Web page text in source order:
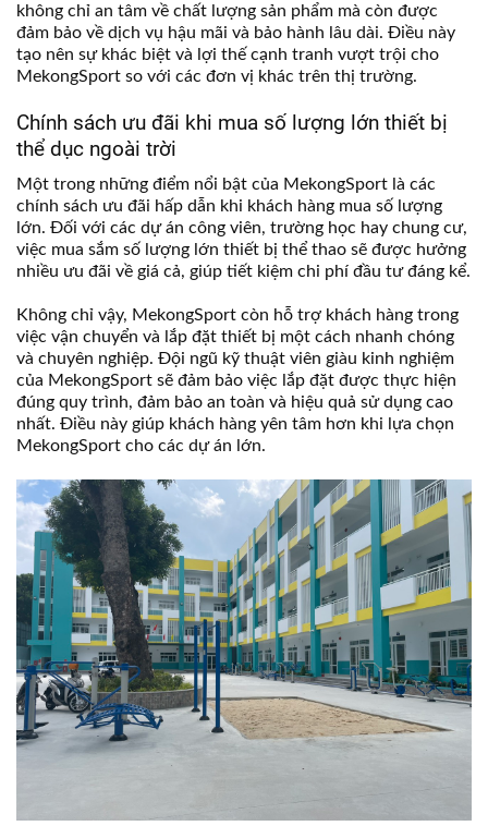
không chỉ an tâm về chất lượng sản phẩm mà còn được
đảm bảo về dịch vụ hậu mãi và bảo hành lâu dài. Điều này
tạo nên sự khác biệt và lợi thế cạnh tranh vượt trội cho
MekongSport so với các đơn vị khác trên thị trường.
Chính sách ưu đãi khi mua số lượng lớn thiết bị
thể dục ngoài trời
Một trong những điểm nổi bật của MekongSport là các
chính sách ưu đãi hấp dẫn khi khách hàng mua số lượng
lớn. Đối với các dự án công viên, trường học hay chung cư,
việc mua sắm số lượng lớn thiết bị thể thao sẽ được hưởng
nhiều ưu đãi về giá cả, giúp tiết kiệm chi phí đầu tư đáng kể.
Không chỉ vậy, MekongSport còn hỗ trợ khách hàng trong
việc vận chuyển và lắp đặt thiết bị một cách nhanh chóng
và chuyên nghiệp. Đội ngũ kỹ thuật viên giàu kinh nghiệm
của MekongSport sẽ đảm bảo việc lắp đặt được thực hiện
đúng quy trình, đảm bảo an toàn và hiệu quả sử dụng cao
nhất. Điều này giúp khách hàng yên tâm hơn khi lựa chọn
MekongSport cho các dự án lớn.